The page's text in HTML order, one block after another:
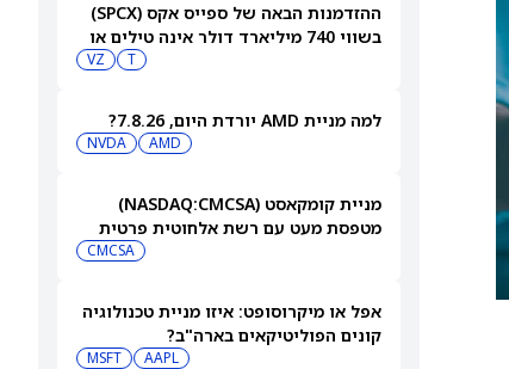
ההזדמנות הבאה של ספייס אקס (SPCX)
בשווי 740 מיליארד דולר אינה טילים או
T
VZ
למה מניית AMD יורדת היום, 7.8.26?
AMD
NVDA
מניית קומקאסט (NASDAQ:CMCSA)
מטפסת מעט עם רשת אלחוטית פרטית
CMCSA
אפל או מיקרוסופט: איזו מניית טכנולוגיה
קונים הפוליטיקאים בארה"ב?
AAPL
MSFT